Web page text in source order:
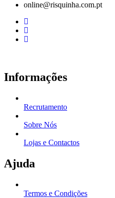
online@risquinha.com.pt
Informações
Recrutamento
Sobre Nós
Lojas e Contactos
Ajuda
Termos e Condições